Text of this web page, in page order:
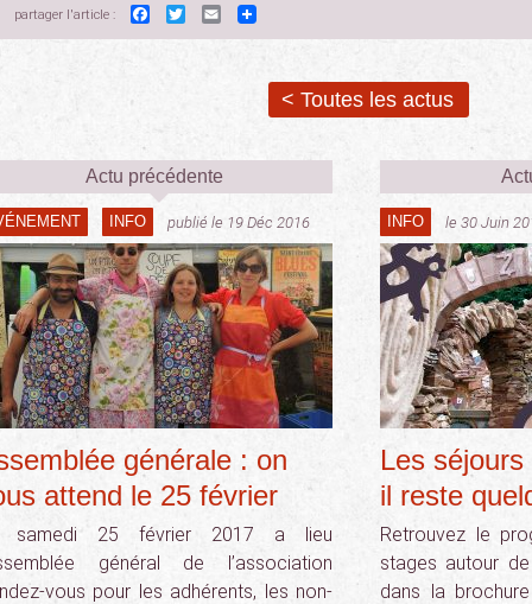
partager l'article : Facebook
TwitterEmail
< Toutes les actus
Actu précédente
INFO publié le 19 Déc 2016
générale : on
attend le 25 février
samedi 25 février 2017 a lieu
général de l’association
vous pour les adhérents, les non-
INFO le 30 Juin
Les
il reste
Retrouvez le
stages autour
dans la